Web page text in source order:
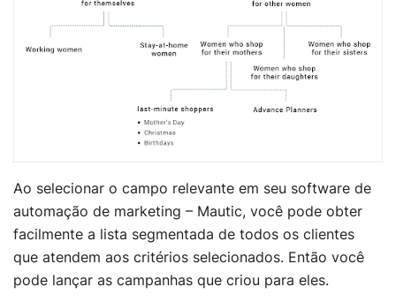
Ao selecionar o campo relevante em seu software de
automação de marketing – Mautic, você pode obter
facilmente a lista segmentada de todos os clientes
que atendem aos critérios selecionados. Então você
pode lançar as campanhas que criou para eles.